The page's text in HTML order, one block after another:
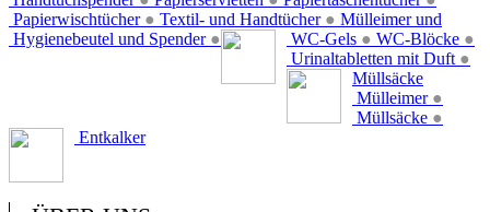
Papierwischtücher ● Textil- und Handtücher ●
Hygienebeutel und Spender ● WC-Gels ● WC-Blöcke ●
Urinaltabletten mit Duft ●
Mülleimer und
Müllsäcke
Mülleimer ●
Müllsäcke ●
Entkalker